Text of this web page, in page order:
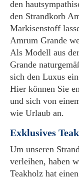
den
den Strandkorb
Markisenstoff
Amrum Grande
Als Modell aus
Grande
sich den Luxus
Hier können Sie
und sich von
wie Urlaub an.
Exklusives
Um unseren
verleihen, haben
Teakholz hat